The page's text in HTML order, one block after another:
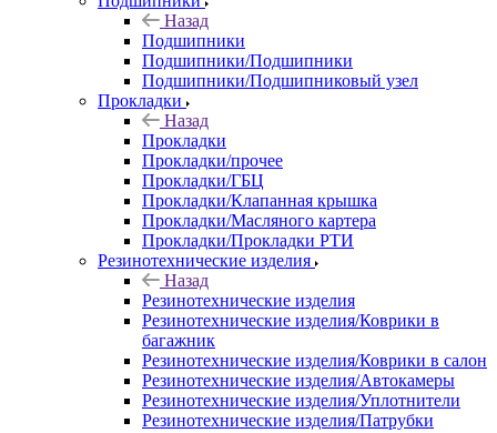
Назад
Подшипники
Подшипники/Подшипники
Подшипники/Подшипниковый узел
Прокладки
Назад
Прокладки
Прокладки/прочее
Прокладки/ГБЦ
Прокладки/Клапанная крышка
Прокладки/Масляного картера
Прокладки/Прокладки РТИ
Резинотехнические изделия
Назад
Резинотехнические изделия
Резинотехнические изделия/Коврики в
багажник
Резинотехнические изделия/Коврики в салон
Резинотехнические изделия/Автокамеры
Резинотехнические изделия/Уплотнители
Резинотехнические изделия/Патрубки